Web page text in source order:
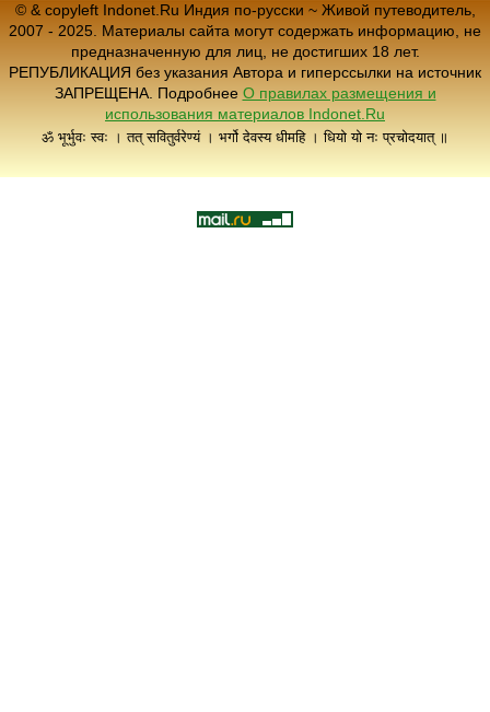
© & copyleft Indonet.Ru Индия по-русски ~ Живой путеводитель,
2007 - 2025. Материалы сайта могут содержать информацию, не
предназначенную для лиц, не достигших 18 лет.
РЕПУБЛИКАЦИЯ без указания Автора и гиперссылки на источник
ЗАПРЕЩЕНА. Подробнее О правилах размещения и
использования материалов Indonet.Ru
ॐ भूर्भुवः स्वः । तत् सवितुर्वरेण्यं । भर्गो देवस्य धीमहि । धियो यो नः प्रचोदयात् ॥